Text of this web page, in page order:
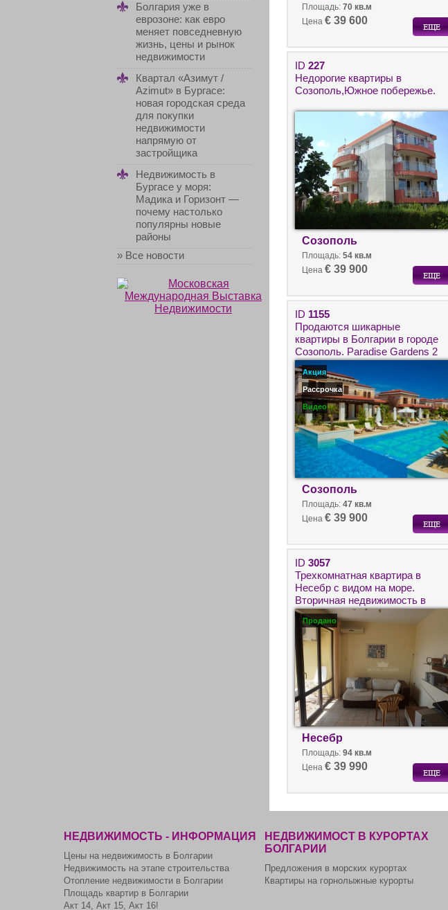
Болгария уже в
еврозоне: как евро
меняет повседневную
жизнь, цены и рынок
недвижимости
Квартал «Азимут /
Azimut» в Бургасе:
новая городская среда
для покупки
недвижимости
напрямую от
застройщика
Недвижимость в
Бургасе у моря:
Мадика и Горизонт —
почему настолько
популярны новые
районы
» Все новости
Площадь: 70 кв.м
Цена € 39 600
ID 227
Недорогие квартиры в
Созополь,Южное побережье.
Созополь
Площадь: 54 кв.м
Цена € 39 900
ID 1155
Продаются шикарные
квартиры в Болгарии в городе
Созополь. Paradise Gardens 2
рядом с морем от застройщика.
Акция
Рассрочка
Видео
Созополь
Площадь: 47 кв.м
Цена € 39 900
ID 3057
Трехкомнатная квартира в
Несебр с видом на море.
Вторичная недвижимость в
Болгарии недорого.
Продано
Несебр
Площадь: 94 кв.м
Цена € 39 990
НЕДВИЖИМОСТЬ - ИНФОРМАЦИЯ
Цены на недвижимость в Болгарии
Недвижимость на этапе строительства
Отопление недвижимости в Болгарии
Площадь квартир в Болгарии
Акт 14, Акт 15, Акт 16!
НЕДВИЖИМОСТ В КУРОРТАХ
БОЛГАРИИ
Предложения в морских курортах
Квартиры на горнолыжные курорты